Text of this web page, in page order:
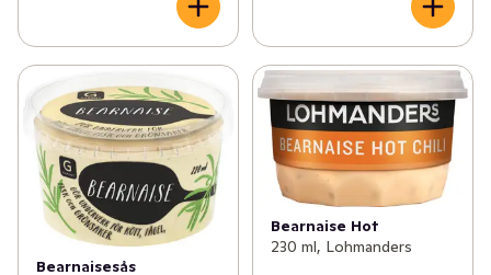
✓ Ostsås (7)
✓ Pizzasås (9)
✓ Vitvinssås 0
✓ Tzatziki (4)
Gräddsås (2)
Bearnaisesås
Bearnaise Hot
230 ml, Lohmanders